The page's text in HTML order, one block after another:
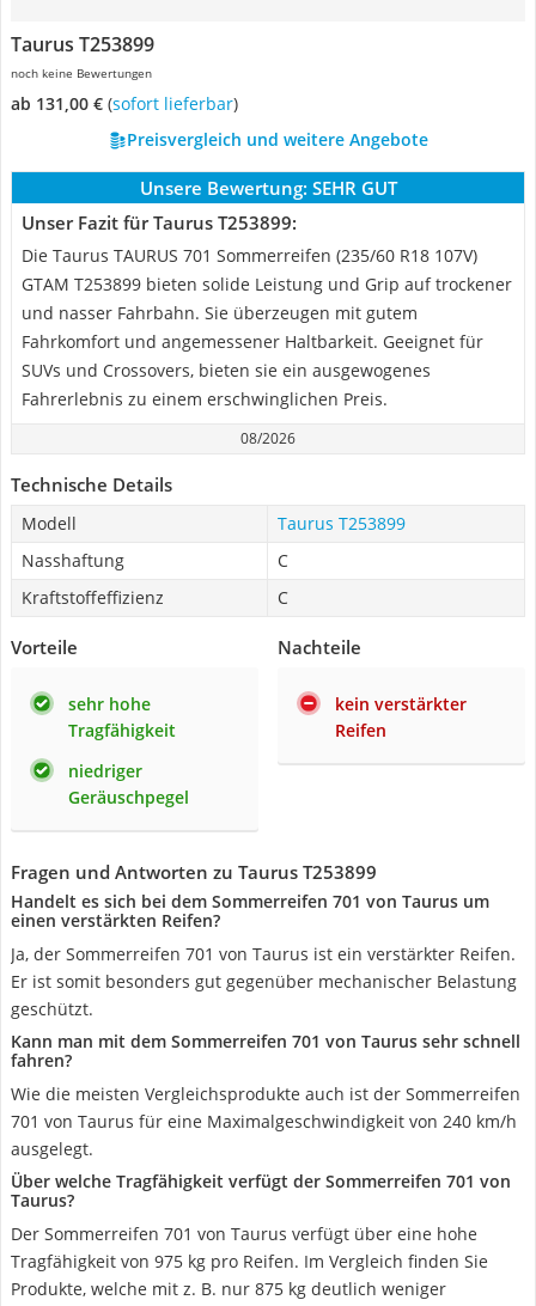
Taurus T253899
noch keine Bewertungen
ab 131,00 € ( Sofort lieferbar)
Preisvergleich und weitere Angebote
Unsere Bewertung: SEHR GUT
Unser Fazit für Taurus T253899:
Die Taurus TAURUS 701 Sommerreifen (235/60 R18 107V)
GTAM T253899 bieten solide Leistung und Grip auf trockener
und nasser Fahrbahn. Sie überzeugen mit gutem
Fahrkomfort und angemessener Haltbarkeit. Geeignet für
SUVs und Crossovers, bieten sie ein ausgewogenes
Fahrerlebnis zu einem erschwinglichen Preis.
08/2026
Technische Details
Modell
Taurus T253899
Nasshaftung
C
Kraftstoffeffizienz
C
Vorteile
sehr hohe
Tragfähigkeit
niedriger
Geräuschpegel
Nachteile
kein verstärkter
Reifen
Fragen und Antworten zu Taurus T253899
Handelt es sich bei dem Sommerreifen 701 von Taurus um
einen verstärkten Reifen?
Ja, der Sommerreifen 701 von Taurus ist ein verstärkter Reifen.
Er ist somit besonders gut gegenüber mechanischer Belastung
geschützt.
Kann man mit dem Sommerreifen 701 von Taurus sehr schnell
fahren?
Wie die meisten Vergleichsprodukte auch ist der Sommerreifen
701 von Taurus für eine Maximalgeschwindigkeit von 240 km/h
ausgelegt.
Über welche Tragfähigkeit verfügt der Sommerreifen 701 von
Taurus?
Der Sommerreifen 701 von Taurus verfügt über eine hohe
Tragfähigkeit von 975 kg pro Reifen. Im Vergleich finden Sie
Produkte, welche mit z. B. nur 875 kg deutlich weniger